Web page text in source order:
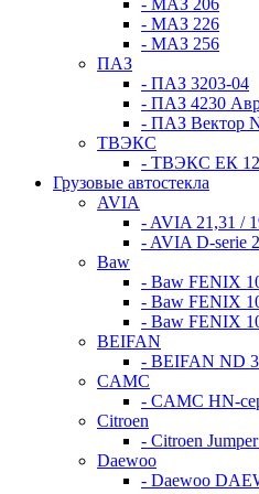
- МАЗ 206
- МАЗ 226
- МАЗ 256
ПАЗ
- ПАЗ 3203-04
- ПАЗ 4230
- ПАЗ Вектор
ТВЭКС
- ТВЭКС ЕК
Грузовые автостекла
AVIA
- AVIA 21,31 /
- AVIA D-serie
Baw
- Baw FENIX
- Baw FENIX
- Baw FENIX
BEIFAN
- BEIFAN ND
CAMC
- CAMC HN-
Citroen
- Citroen
Daewoo
- Daewoo